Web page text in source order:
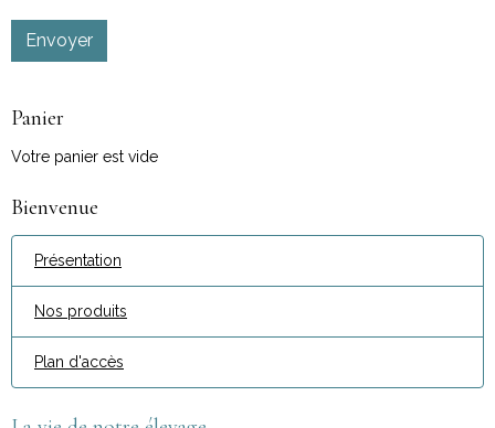
Envoyer
Panier
Votre panier est vide
Bienvenue
Présentation
Nos produits
Plan d'accès